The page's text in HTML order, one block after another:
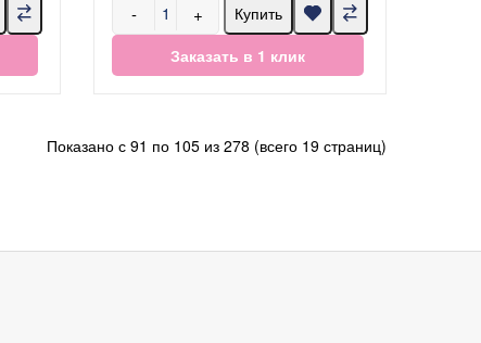
- +
Купить
Заказать в 1 клик
Показано с 91 по 105 из 278 (всего 19 страниц)